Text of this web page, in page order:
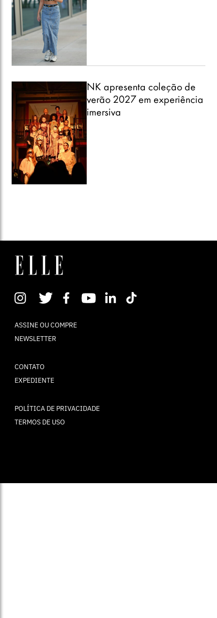
NK apresenta coleção de
verão 2027 em experiência
imersiva
ASSINE OU COMPRE
NEWSLETTER
CONTATO
EXPEDIENTE
POLÍTICA DE PRIVACIDADE
TERMOS DE USO